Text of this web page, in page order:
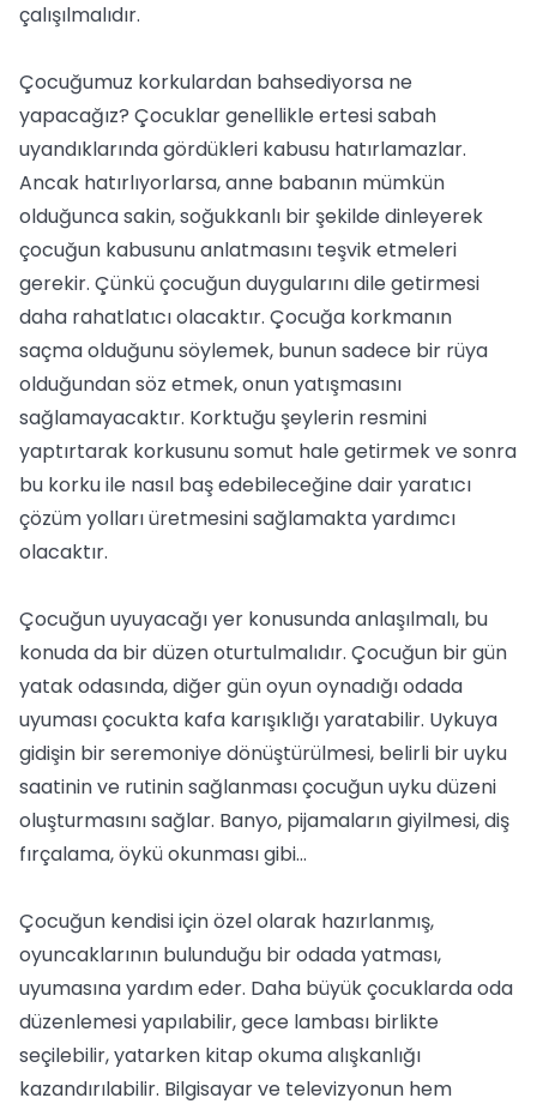
çalışılmalıdır.
Çocuğumuz korkulardan bahsediyorsa ne
yapacağız? Çocuklar genellikle ertesi sabah
uyandıklarında gördükleri kabusu hatırlamazlar.
Ancak hatırlıyorlarsa, anne babanın mümkün
olduğunca sakin, soğukkanlı bir şekilde dinleyerek
çocuğun kabusunu anlatmasını teşvik etmeleri
gerekir. Çünkü çocuğun duygularını dile getirmesi
daha rahatlatıcı olacaktır. Çocuğa korkmanın
saçma olduğunu söylemek, bunun sadece bir rüya
olduğundan söz etmek, onun yatışmasını
sağlamayacaktır. Korktuğu şeylerin resmini
yaptırtarak korkusunu somut hale getirmek ve sonra
bu korku ile nasıl baş edebileceğine dair yaratıcı
çözüm yolları üretmesini sağlamakta yardımcı
olacaktır.
Çocuğun uyuyacağı yer konusunda anlaşılmalı, bu
konuda da bir düzen oturtulmalıdır. Çocuğun bir gün
yatak odasında, diğer gün oyun oynadığı odada
uyuması çocukta kafa karışıklığı yaratabilir. Uykuya
gidişin bir seremoniye dönüştürülmesi, belirli bir uyku
saatinin ve rutinin sağlanması çocuğun uyku düzeni
oluşturmasını sağlar. Banyo, pijamaların giyilmesi, diş
fırçalama, öykü okunması gibi...
Çocuğun kendisi için özel olarak hazırlanmış,
oyuncaklarının bulunduğu bir odada yatması,
uyumasına yardım eder. Daha büyük çocuklarda oda
düzenlemesi yapılabilir, gece lambası birlikte
seçilebilir, yatarken kitap okuma alışkanlığı
kazandırılabilir. Bilgisayar ve televizyonun hem